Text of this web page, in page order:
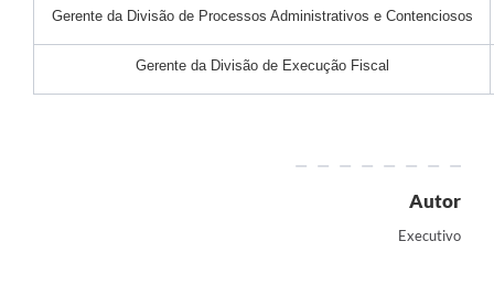
Gerente da Divisão de Processos Administrativos e Contenciosos
Gerente da Divisão de Execução Fiscal
Autor
Executivo